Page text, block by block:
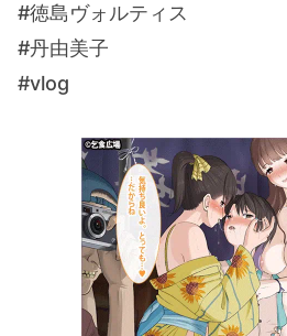
#徳島ヴォルティス
#丹由美子
#vlog